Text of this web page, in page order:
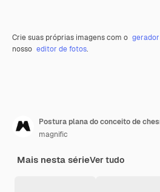
Crie suas próprias imagens com o
nosso editor de fotos.
Postura plana do conceito de
magnific
Mais nesta sérieVer tudo